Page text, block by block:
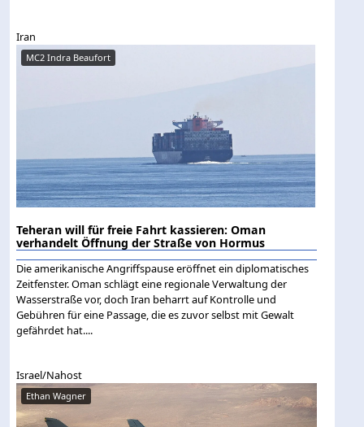
Iran
MC2 Indra Beaufort
Teheran will für freie Fahrt kassieren: Oman
verhandelt Öffnung der Straße von Hormus
Die amerikanische Angriffspause eröffnet ein diplomatisches
Zeitfenster. Oman schlägt eine regionale Verwaltung der
Wasserstraße vor, doch Iran beharrt auf Kontrolle und
Gebühren für eine Passage, die es zuvor selbst mit Gewalt
gefährdet hat....
Israel/Nahost
Ethan Wagner